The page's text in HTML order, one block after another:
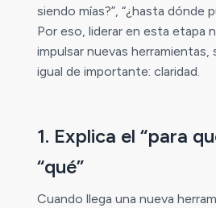
siendo mías?”, “¿hasta dónde
Por eso, liderar en esta etapa
impulsar nuevas herramientas,
igual de importante: claridad.
1. Explica el “para
“qué”
Cuando llega una nueva